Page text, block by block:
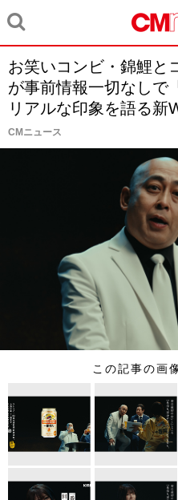
お笑いコンビ・錦鯉と
が事前情報一切なしで
リアルな印象を語る新
CMニュース
この記事の画